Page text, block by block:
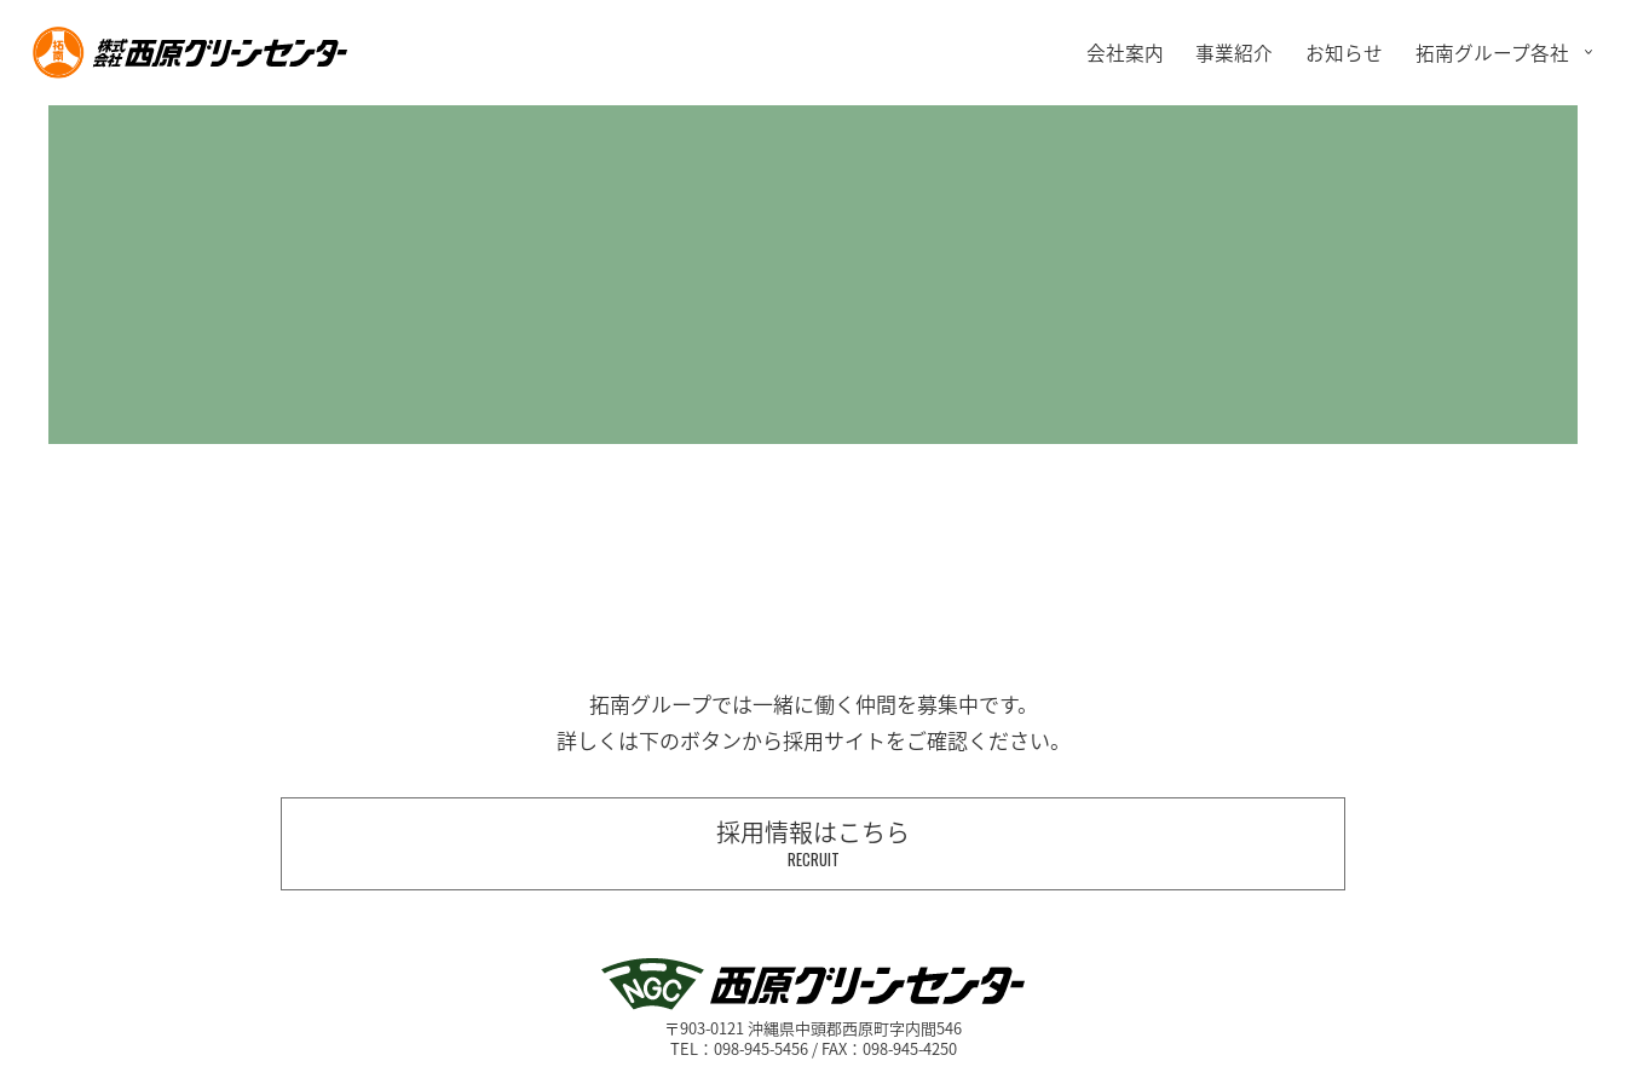
会社案内 事業紹介 お知らせ 拓南グループ各社
拓南グループでは一緒に働く 仲間を募集中です。
詳しくは下のボタンから採用サイトをご確認ください。
採用情報はこちら
RECRUIT
〒903-0121 沖縄県中頭郡西原町字内間546
TEL：098-945-5456 / FAX：098-945-4250